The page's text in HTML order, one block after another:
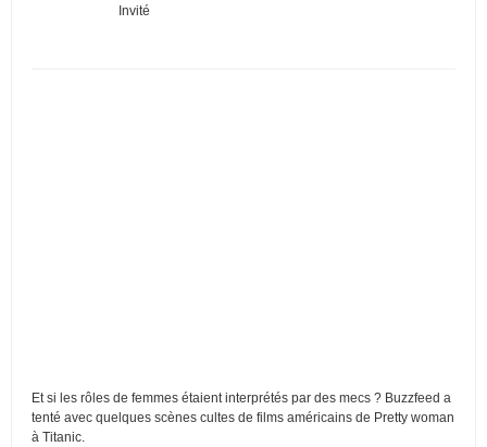
Invité
Et si les rôles de femmes étaient interprétés par des mecs ? Buzzfeed a
tenté avec quelques scènes cultes de films américains de Pretty woman
à Titanic.